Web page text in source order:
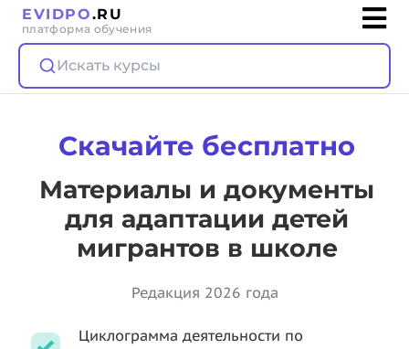
EVIDPO.RU
платформа обучения
Искать курсы
Скачайте бесплатно
Материалы и документы
для адаптации детей
мигрантов в школе
Редакция 2026 года
Циклограмма деятельности по